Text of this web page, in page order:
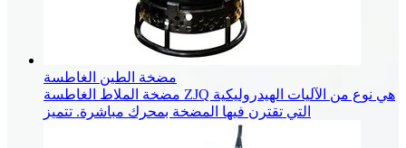
مضخة الطين الغاطسة
مضخة الملاط الغاطسة ZJQ هي نوع من الآليات الهيدروليكية
التي تقترن فيها المضخة بمحرك مباشرة. تتميز